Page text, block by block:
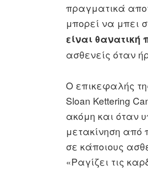
πραγματικά
μπορεί να μπει
είναι θανατική
ασθενείς όταν
Ο επικεφαλής
Sloan Kettering
ακόμη και όταν
μετακίνηση από
σε κάποιους
«Ραγίζει τις